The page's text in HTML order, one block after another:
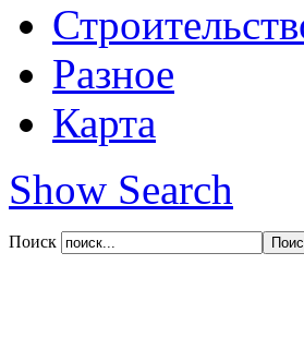
Разное
Карта
Show Search
Поиск